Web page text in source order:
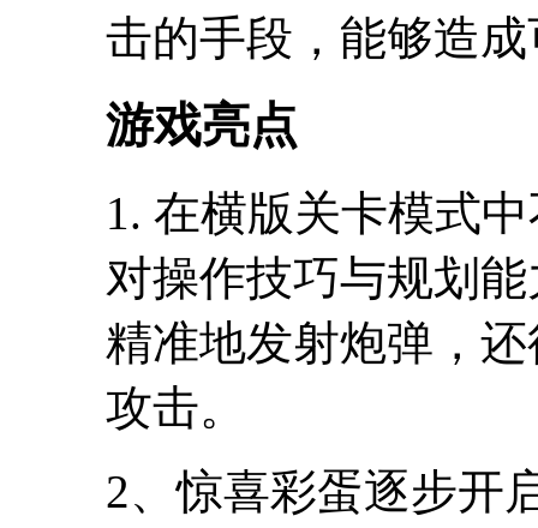
击的手段，能够造
游戏亮点
1. 在横版关卡模式
对操作技巧与规划
精准地发射炮弹，
攻击。
2、惊喜彩蛋逐步开